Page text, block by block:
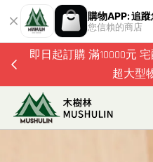
購物APP: 追
您信賴的商店
即日起訂購 滿10000元
超大型